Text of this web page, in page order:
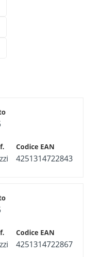
4251314722843
4251314722867